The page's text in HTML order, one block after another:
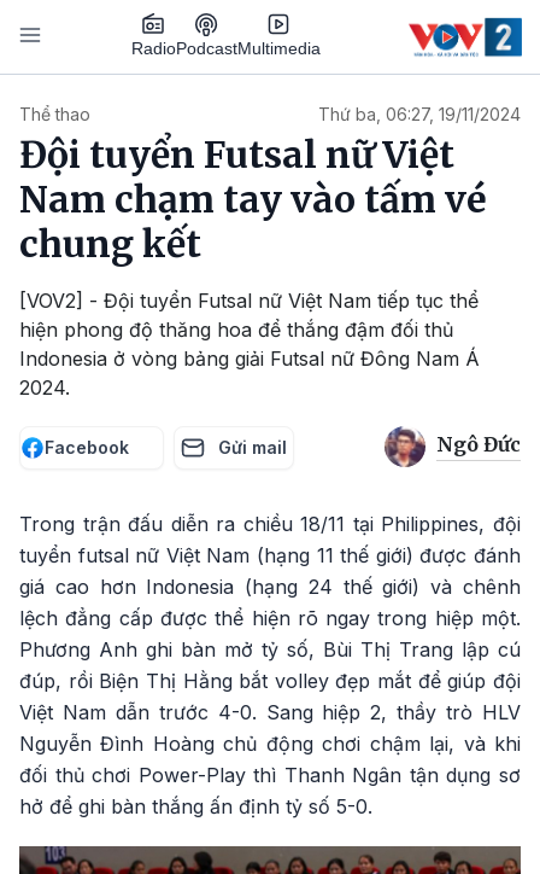
Nhảy đến nội dung
RadioPodcastMultimedia
Thể thao Thứ ba, 06:27, 19/11/2024
Đội tuyển Futsal nữ Việt
Nam chạm tay vào tấm vé
chung kết
[VOV2] - Đội tuyển Futsal nữ Việt Nam tiếp tục thể
hiện phong độ thăng hoa để thắng đậm đối thủ
Indonesia ở vòng bảng giải Futsal nữ Đông Nam Á
2024.
Facebook Gửi mail Ngô Đức
Trong trận đấu diễn ra chiều 18/11 tại Philippines, đội
tuyển futsal nữ Việt Nam (hạng 11 thế giới) được đánh
giá cao hơn Indonesia (hạng 24 thế giới) và chênh
lệch đẳng cấp được thể hiện rõ ngay trong hiệp một.
Phương Anh ghi bàn mở tỷ số, Bùi Thị Trang lập cú
đúp, rồi Biện Thị Hằng bắt volley đẹp mắt để giúp đội
Việt Nam dẫn trước 4-0. Sang hiệp 2, thầy trò HLV
Nguyễn Đình Hoàng chủ động chơi chậm lại, và khi
đối thủ chơi Power-Play thì Thanh Ngân tận dụng sơ
hở để ghi bàn thắng ấn định tỷ số 5-0.